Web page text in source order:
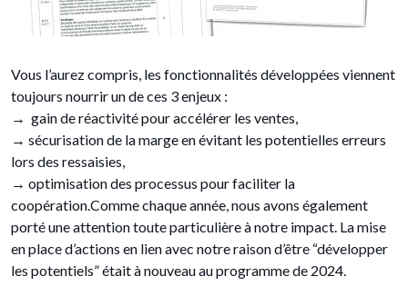
Vous l’aurez compris, les fonctionnalités développées viennent
toujours nourrir un de ces 3 enjeux :
→ gain de réactivité pour accélérer les ventes,
→ sécurisation de la marge en évitant les potentielles erreurs
lors des ressaisies,
→ optimisation des processus pour faciliter la
coopération.Comme chaque année, nous avons également
porté une attention toute particulière à notre impact. La mise
en place d’actions en lien avec notre raison d’être “développer
les potentiels” était à nouveau au programme de 2024.